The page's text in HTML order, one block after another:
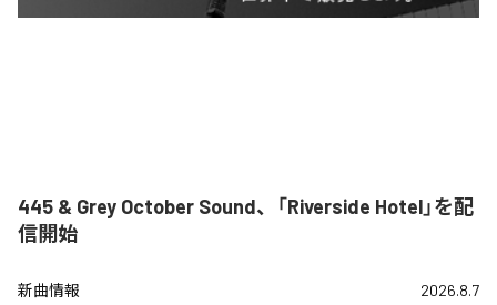
445 & Grey October Sound、「Riverside Hotel」を配
信開始
新曲情報 2026.8.7